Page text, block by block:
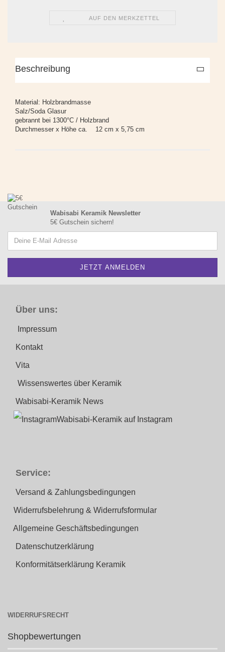
AUF DEN MERKZETTEL
Beschreibung
Material: Holzbrandmasse
Salz/Soda Glasur
gebrannt bei 1300°C / Holzbrand
Durchmesser x Höhe ca. 12 cm x 5,75 cm
Wabisabi Keramik Newsletter
5€ Gutschein sichern!
Über uns:
Impressum
Kontakt
Vita
Wissenswertes über Keramik
Wabisabi-Keramik News
Wabisabi-Keramik auf Instagram
Service:
Versand & Zahlungsbedingungen
Widerrufsbelehrung & Widerrufsformular
Allgemeine Geschäftsbedingungen
Datenschutzerklärung
Konformitätserklärung Keramik
WIDERRUFSRECHT
Shopbewertungen